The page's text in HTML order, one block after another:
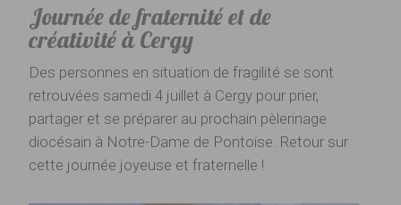
Journée de fraternité et de
créativité à Cergy
Des personnes en situation de fragilité se sont
retrouvées samedi 4 juillet à Cergy pour prier,
partager et se préparer au prochain pèlerinage
diocésain à Notre-Dame de Pontoise. Retour sur
cette journée joyeuse et fraternelle !